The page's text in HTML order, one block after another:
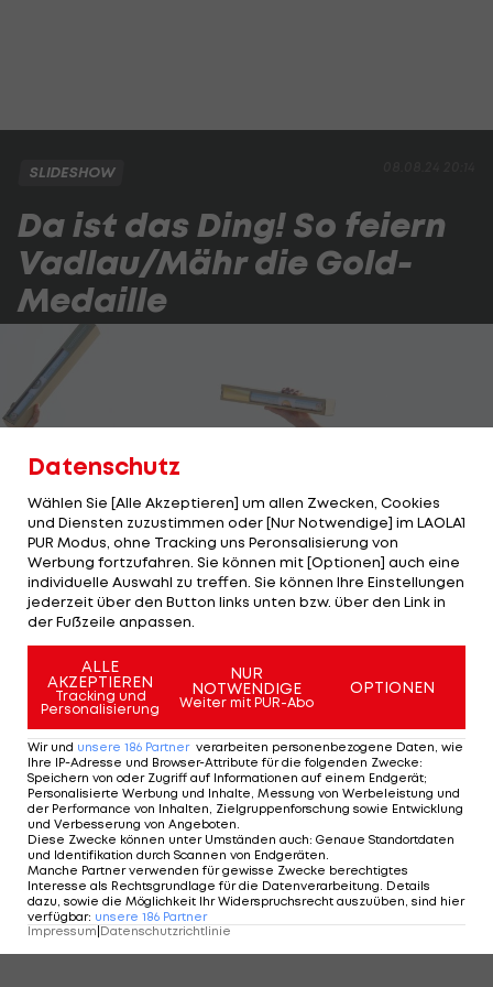
SLIDESHOW
Da ist das Ding! So feiern
Vadlau/Mähr die Gold-
Medaille
3/19
3 VON 19
KOMMENTARE
Datenschutz
Wählen Sie [Alle Akzeptieren] um allen Zwecken, Cookies
und Diensten zuzustimmen oder [Nur Notwendige] im LAOLA1
PUR Modus, ohne Tracking uns Peronsalisierung von
Werbung fortzufahren. Sie können mit [Optionen] auch eine
individuelle Auswahl zu treffen. Sie können Ihre Einstellungen
jederzeit über den Button links unten bzw. über den Link in
der Fußzeile anpassen.
ALLE
AKZEPTIEREN
Tracking und
Personalisierung
NUR
NOTWENDIGE
Weiter mit PUR-Abo
OPTIONEN
Wir und unsere 186 Partner verarbeiten personenbezogene Daten, wie
Ihre IP-Adresse und Browser-Attribute für die folgenden Zwecke:
Speichern von oder Zugriff auf Informationen auf einem Endgerät;
Personalisierte Werbung und Inhalte, Messung von Werbeleistung und
der Performance von Inhalten, Zielgruppenforschung sowie Entwicklung
und Verbesserung von Angeboten.
Diese Zwecke können unter Umständen auch: Genaue Standortdaten
und Identifikation durch Scannen von Endgeräten.
Manche Partner verwenden für gewisse Zwecke berechtigtes
Interesse als Rechtsgrundlage für die Datenverarbeitung. Details
dazu, sowie die Möglichkeit Ihr Widerspruchsrecht auszuüben, sind hier
verfügbar: unsere 186 Partner
Impressum Datenschutzrichtlinie